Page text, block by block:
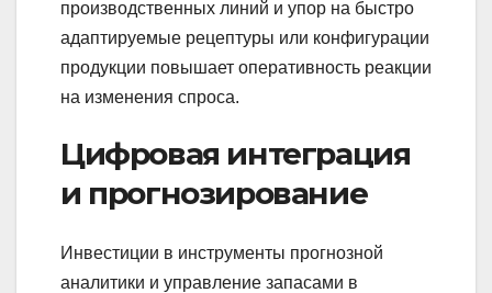
производственных линий и упор на быстро
адаптируемые рецептуры или конфигурации
продукции повышает оперативность реакции
на изменения спроса.
Цифровая интеграция
и прогнозирование
Инвестиции в инструменты прогнозной
аналитики и управление запасами в